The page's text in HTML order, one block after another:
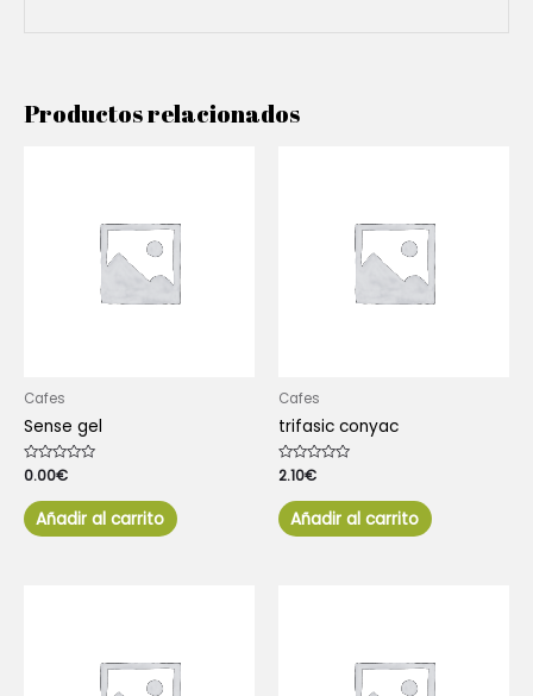
Productos relacionados
Cafes
Sense gel
Valorado
con
de
5
0.00€
Añadir al carrito
Cafes
trifasic conyac
Valorado
con
de
5
2.10€
Añadir al carrito